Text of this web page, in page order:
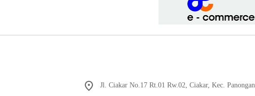
Jl. Ciakar No.17 Rt.01 Rw.02, Ciakar, Kec.